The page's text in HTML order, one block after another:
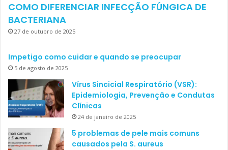
COMO DIFERENCIAR INFECÇÃO FÚNGICA DE
BACTERIANA
27 de outubro de 2025
Impetigo como cuidar e quando se preocupar
5 de agosto de 2025
Vírus Sincicial Respiratório (VSR):
Epidemiologia, Prevenção e Condutas
Clínicas
24 de janeiro de 2025
5 problemas de pele mais comuns
causados pela S. aureus